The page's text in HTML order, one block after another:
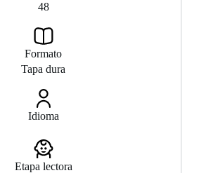
48
Formato
Tapa dura
Idioma
Etapa lectora